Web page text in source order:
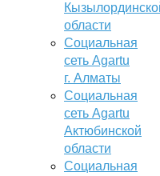
области
Социальная
сеть Agartu
г. Алматы
Социальная
сеть Agartu
Актюбинской
области
Социальная